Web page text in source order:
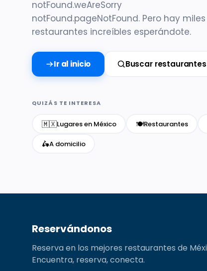
notFound.weAreSorry
notFound.pageNotFound. Pero hay
restaurantes increíbles esperándote.
Ir al inicio Buscar restaurantes
QUIZÁS TE INTERESA
🇲🇽Lugares en México 🍽️Restaurantes
🛵A domicilio
Reservándonos
Reserva en los mejores restaurantes de
Encuentra, reserva, conecta.